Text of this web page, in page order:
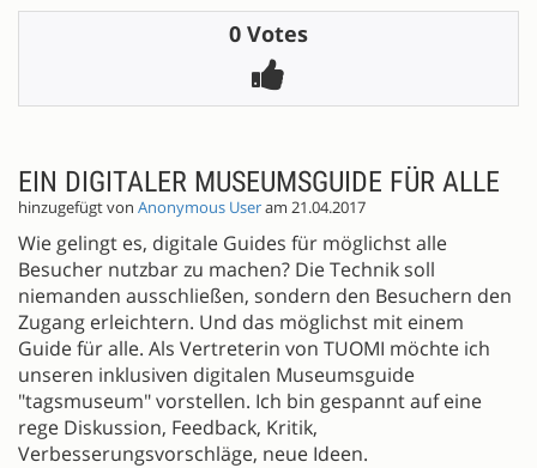
0 Votes
EIN DIGITALER MUSEUMSGUIDE FÜR ALLE
hinzugefügt von Anonymous Useram 21.04.2017
Wie gelingt es, digitale Guides für möglichst alle
Besucher nutzbar zu machen? Die Technik soll
niemanden ausschließen, sondern den Besuchern den
Zugang erleichtern. Und das möglichst mit einem
Guide für alle. Als Vertreterin von TUOMI möchte ich
unseren inklusiven digitalen Museumsguide
"tagsmuseum" vorstellen. Ich bin gespannt auf eine
rege Diskussion, Feedback, Kritik,
Verbesserungsvorschläge, neue Ideen.